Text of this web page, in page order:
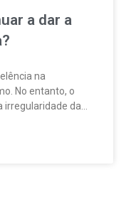
a dar a
na
No entanto, o
irregularidade da
um futuro mais